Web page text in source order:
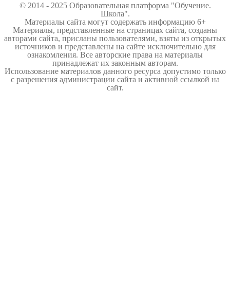
© 2014 - 2025 Образовательная платформа "Обучение.
Школа".
Материалы сайта могут содержать информацию 6+
Материалы, представленные на страницах сайта, созданы
авторами сайта, присланы пользователями, взяты из открытых
источников и представлены на сайте исключительно для
ознакомления. Все авторские права на материалы
принадлежат их законным авторам.
Использование материалов данного ресурса допустимо только
с разрешения администрации сайта и активной ссылкой на
сайт.